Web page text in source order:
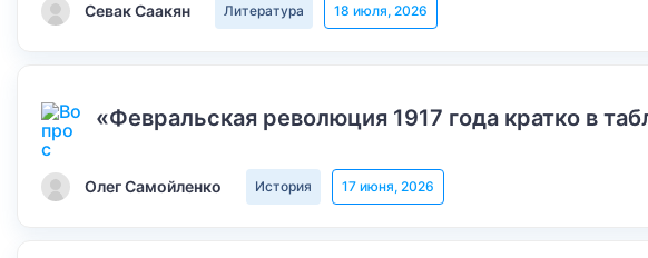
Севак Саакян Литература 18 июля, 2026
«Февральская революция 1917 года кратко в
Олег Самойленко История 17 июня, 2026